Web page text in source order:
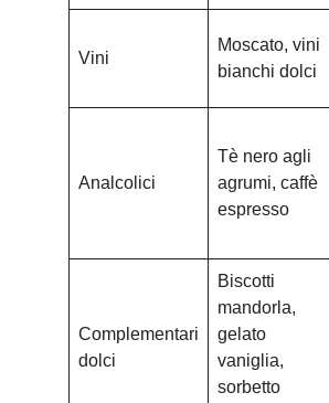
Vini
Moscato, vini
bianchi dolci
Analcolici
Tè nero agli
agrumi, caffè
espresso
Complementari
dolci
Biscotti
mandorla,
gelato
vaniglia,
sorbetto